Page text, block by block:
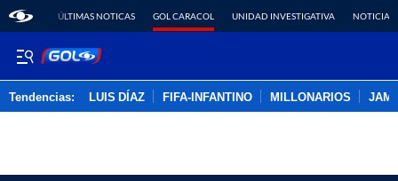
ÚLTIMAS NOTICAS GOL CARACOL UNIDAD INVESTIGATIVA NOTICIAS
Tendencias: LUIS DÍAZ FIFA-INFANTINO MILLONARIOS